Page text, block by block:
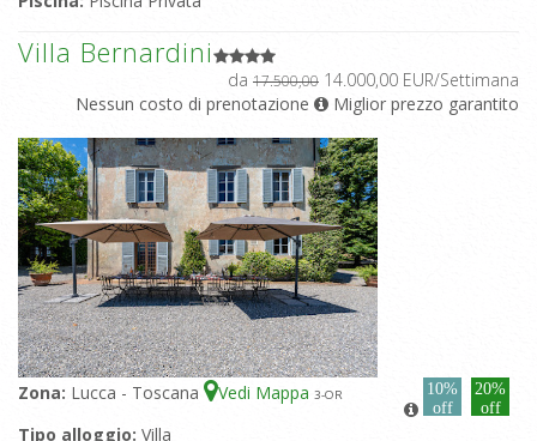
Villa Bernardini
da 17.500,00 14.000,00 EUR/Settimana
Nessun costo di prenotazione
Miglior prezzo garantito
Zona: Lucca - Toscana Vedi Mappa 3-OR
10%
off
20%
off
Tipo alloggio: Villa